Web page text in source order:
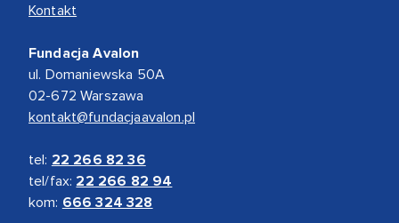
Kontakt
Fundacja Avalon
ul. Domaniewska 50A
02-672 Warszawa
kontakt@fundacjaavalon.pl
tel: 22 266 82 36
tel/fax: 22 266 82 94
kom: 666 324 328